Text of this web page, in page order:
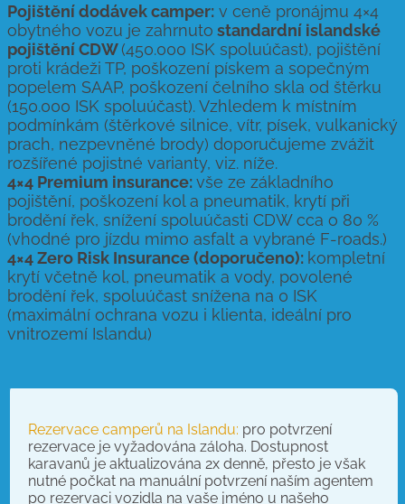
Pojištění dodávek camper: v ceně pronájmu 4×4
obytného vozu je zahrnuto standardní islandské
pojištění CDW(450.000 ISK spoluúčast), pojištění
proti krádeži TP, poškození pískem a sopečným
popelem SAAP, poškození čelního skla od štěrku
(150.000 ISK spoluúčast). Vzhledem k místním
podmínkám (štěrkové silnice, vítr, písek, vulkanický
prach, nezpevněné brody) doporučujeme zvážit
rozšířené pojistné varianty, viz. níže.
4×4 Premium insurance:vše ze základního
pojištění, poškození kol a pneumatik, krytí při
brodění řek, snížení spoluúčasti CDW cca o 80 %
(vhodné pro jízdu mimo asfalt a vybrané F-roads.)
4×4 Zero Risk Insurance (doporučeno): kompletní
krytí včetně kol, pneumatik a vody, povolené
brodění řek, spoluúčast snížena na 0 ISK
(maximální ochrana vozu i klienta, ideální pro
vnitrozemí Islandu)
Rezervace camperů na Islandu: pro potvrzení
rezervace je vyžadována záloha. Dostupnost
karavanů je aktualizována 2x denně, přesto je však
nutné počkat na manuální potvrzení naším agentem
po rezervaci vozidla na vaše jméno u našeho